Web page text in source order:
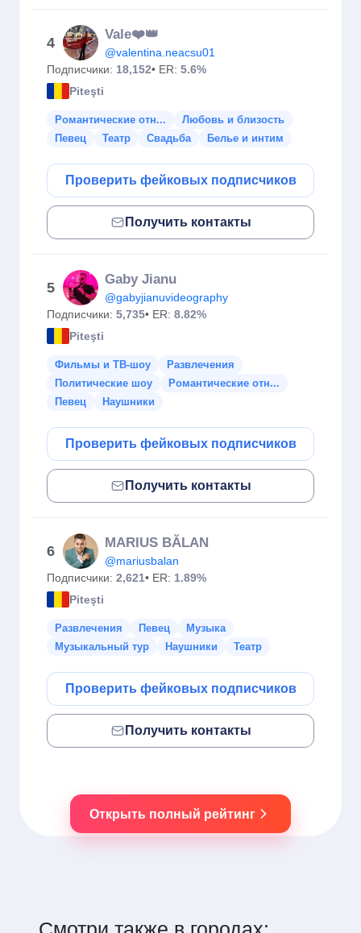
4
Vale❤️👑
@valentina.neacsu01
Подписчики: 18,152• ER: 5.6%
Piteşti
Романтические отн...
Любовь и близость
Певец
Театр Свадьба Белье и интим
Проверить фейковых подписчиков
Получить контакты
5
Gaby Jianu
@gabyjianuvideography
Подписчики: 5,735• ER: 8.82%
Piteşti
Фильмы и ТВ-шоу
Развлечения
Политические шоу
Романтические отн...
Певец
Наушники
Проверить фейковых подписчиков
Получить контакты
6
MARIUS BĂLAN
@mariusbalan
Подписчики: 2,621• ER: 1.89%
Piteşti
Развлечения Певец
Музыка
Музыкальный тур
Наушники Театр
Проверить фейковых подписчиков
Получить контакты
Открыть полный рейтинг